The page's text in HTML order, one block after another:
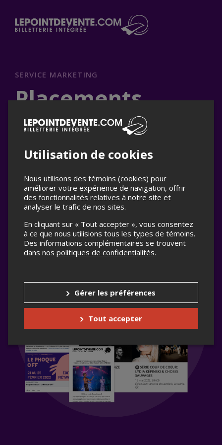
contenu
SERVICE MARKETING
Placements
publicitaires clés
en main
Donnez de la visibilité à votre événement grâce à
une stratégie de publicité numériqueefficace!
Utilisation de cookies
Nous utilisons des témoins (cookies) pour
améliorer votre expérience de navigation, offrir
des fonctionnalités relatives à notre site et
analyser le trafic de nos sites.
En cliquant sur « Tout accepter », vous consentez
à ce que nous utilisions tous les types de témoins.
Des informations complémentaires se trouvent
dans nos politiques de confidentialités.
Gérer les préférences
Tout accepter